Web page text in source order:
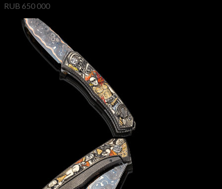
RUB 650 000